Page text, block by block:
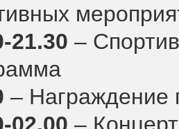
21.30 –
– Награждение